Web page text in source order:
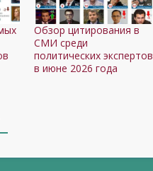
Обзор цитирования в
СМИ среди
политических экспертов
в июне 2026 года